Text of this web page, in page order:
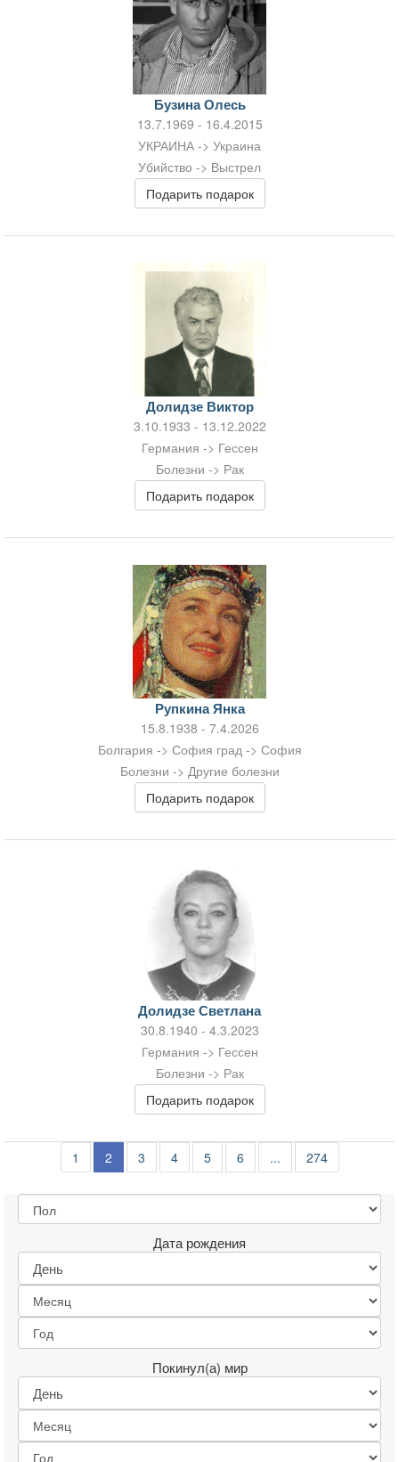
Бузина Олесь
13.7.1969 - 16.4.2015
УКРАИНА -> Украина
Убийство -> Выстрел
Подарить подарок
Долидзе Виктор
3.10.1933 - 13.12.2022
Германия -> Гессен
Болезни -> Рак
Подарить подарок
Рупкина Янка
15.8.1938 - 7.4.2026
Болгария -> София град -> София
Болезни -> Другие болезни
Подарить подарок
Долидзе Светлана
30.8.1940 - 4.3.2023
Германия -> Гессен
Болезни -> Рак
Подарить подарок
1 2 3 4 5 6 ... 274
Дата рождения
Покинул(а) мир